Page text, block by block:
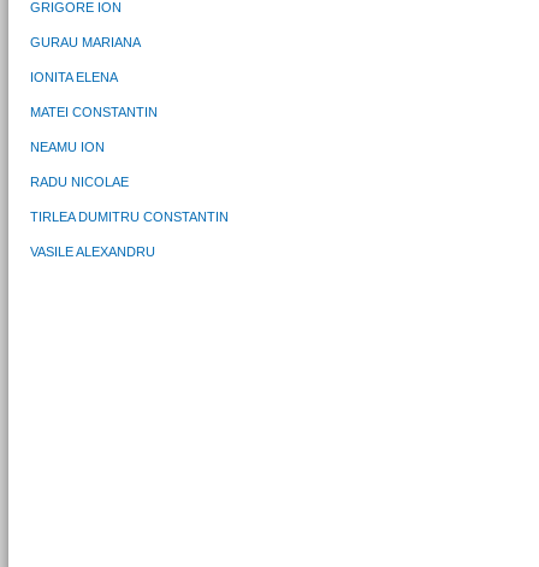
GRIGORE ION
GURAU MARIANA
IONITA ELENA
MATEI CONSTANTIN
NEAMU ION
RADU NICOLAE
TIRLEA DUMITRU CONSTANTIN
VASILE ALEXANDRU